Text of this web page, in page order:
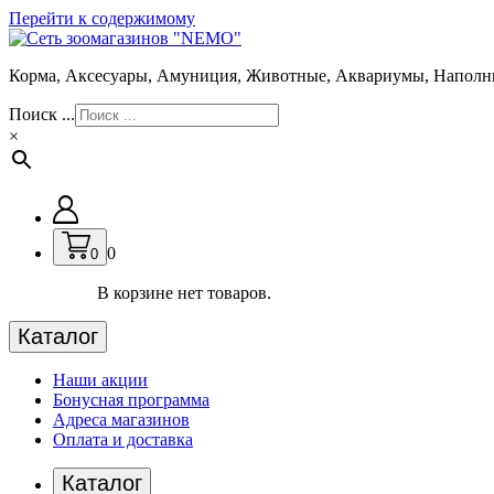
Перейти к содержимому
Корма, Аксесуары, Амуниция, Животные, Аквариумы,
Поиск ...
×
0 0
В корзине нет товаров.
Каталог
Наши акции
Бонусная программа
Адреса магазинов
Оплата и доставка
Каталог